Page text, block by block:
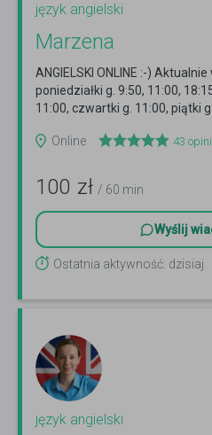
język angielski
Marzena
ANGIELSKI ONLINE :-)
poniedziałki g. 9:50, 11:00,
11:00, czwartki g. 11:00, piątki g.
Online
43
100 zł / 60 min
Wyślij
Ostatnia aktywność: dzisiaj
język angielski